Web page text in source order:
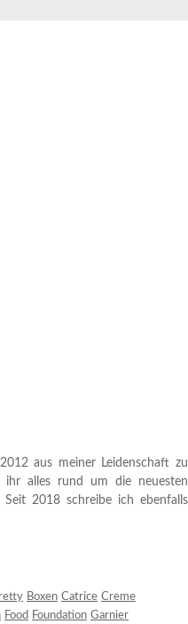
aus meiner Leidenschaft zu
ihr alles rund um die neuesten
Seit 2018 schreibe ich ebenfalls
Boxen Catrice Creme
Food Foundation Garnier